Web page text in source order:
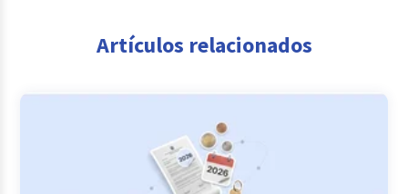
Artículos relacionados